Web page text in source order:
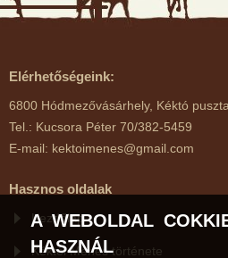
Elérhetőségeink:
6800 Hódmezővásárhely, Kéktó
Tel.: Kucsora Péter 70/382-5459
E-mail: kektoimenes@gmail.com
Hasznos oldalak
Kezdőlap
Kéktói Ménes története
A WEBOLDAL
HASZNÁL